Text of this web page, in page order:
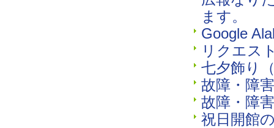
ます。
Google
リクエス
七夕飾り
故障・障
故障・障
祝日開館